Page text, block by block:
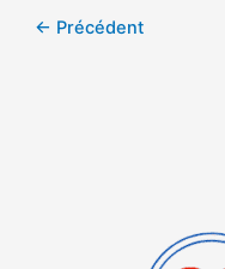
← Précédent